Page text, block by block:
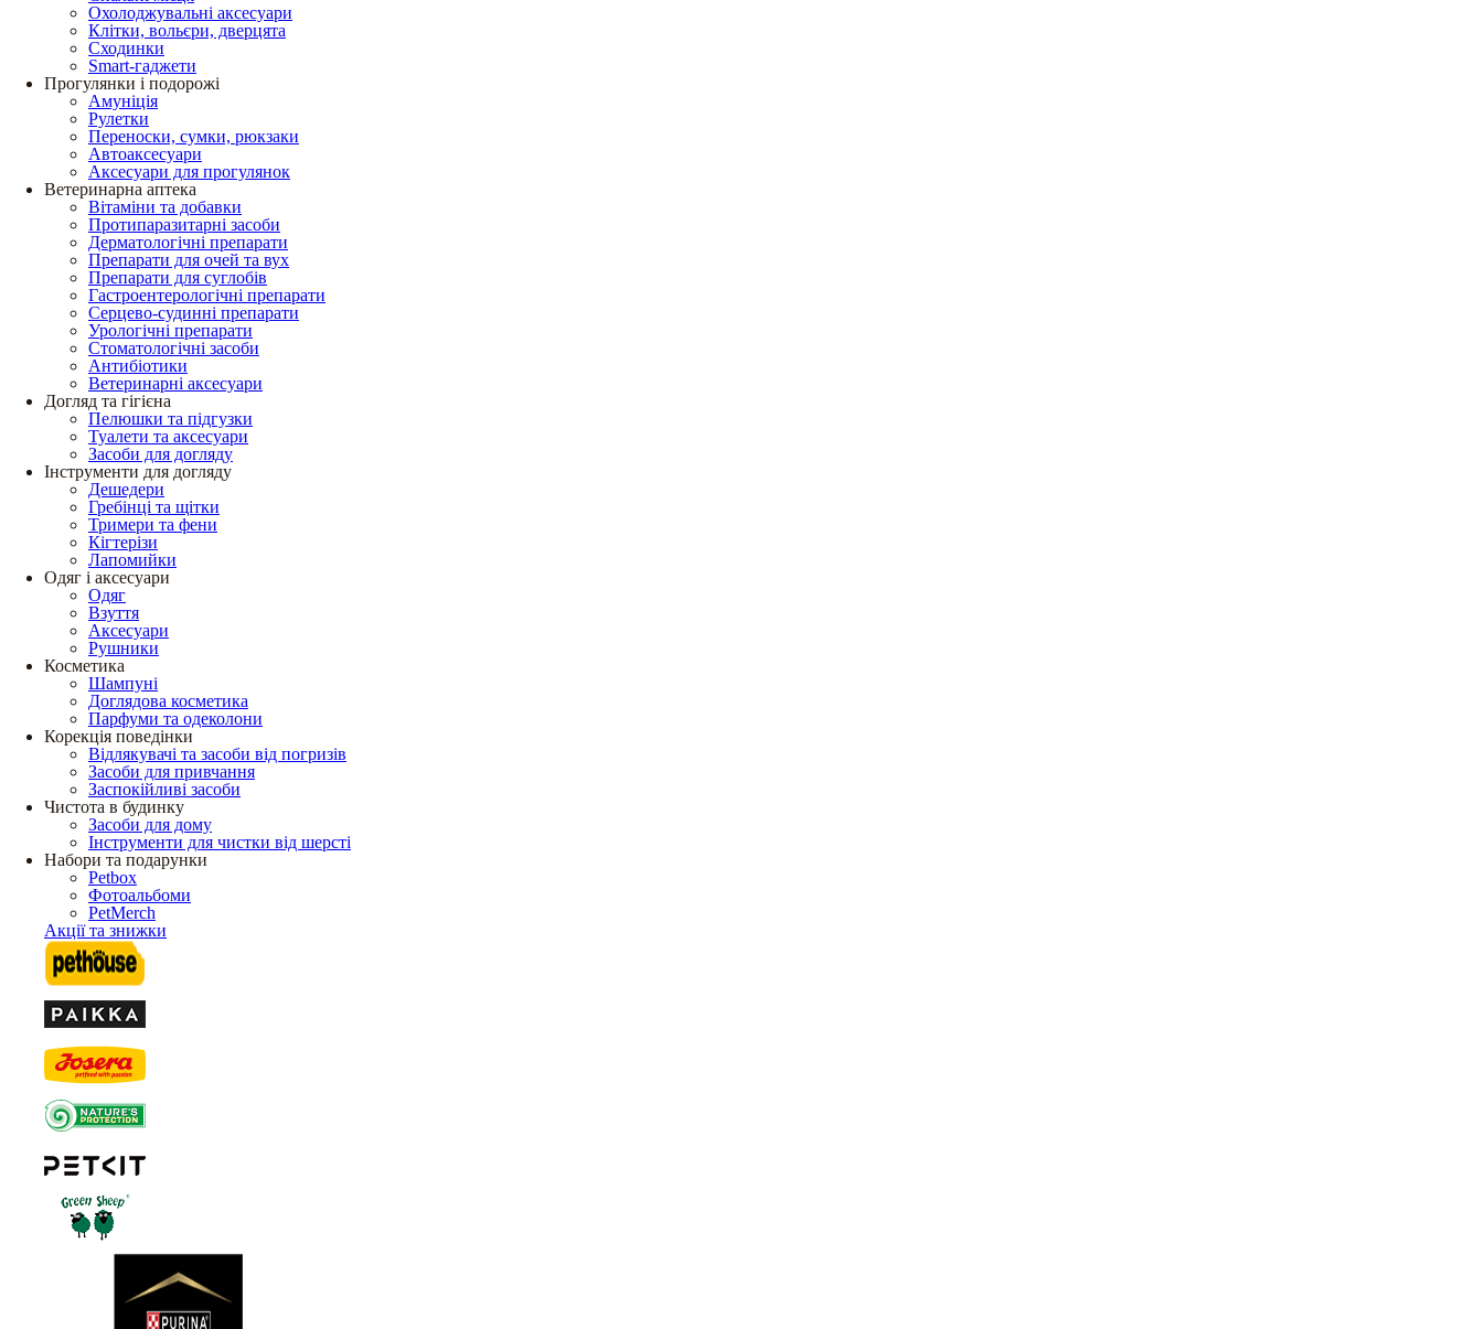
Охолоджувальні аксесуари
Клітки, вольєри, дверцята
Сходинки
Smart-гаджети
Прогулянки і подорожі
Амуніція
Рулетки
Переноски, сумки, рюкзаки
Автоаксесуари
Аксесуари для прогулянок
Ветеринарна аптека
Вітаміни та добавки
Протипаразитарні засоби
Дерматологічні препарати
Препарати для очей та вух
Препарати для суглобів
Гастроентерологічні препарати
Серцево-судинні препарати
Урологічні препарати
Стоматологічні засоби
Антибіотики
Ветеринарні аксесуари
Догляд та гігієна
Пелюшки та підгузки
Туалети та аксесуари
Засоби для догляду
Інструменти для догляду
Дешедери
Гребінці та щітки
Тримери та фени
Кігтерізи
Лапомийки
Одяг і аксесуари
Одяг
Взуття
Аксесуари
Рушники
Косметика
Шампуні
Доглядова косметика
Парфуми та одеколони
Корекція поведінки
Відлякувачі та засоби від погризів
Засоби для привчання
Заспокійливі засоби
Чистота в будинку
Засоби для дому
Інструменти для чистки від шерсті
Набори та подарунки
Petbox
Фотоальбоми
PetMerch
Акції та знижки